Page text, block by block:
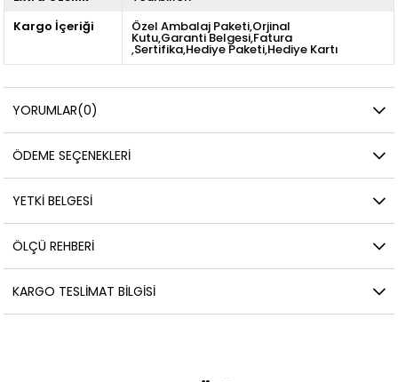
Kargo İçeriği
Özel Ambalaj Paketi,Orjinal
Kutu,Garanti Belgesi,Fatura
,Sertifika,Hediye Paketi,Hediye Kartı
YORUMLAR(0)
ÖDEME SEÇENEKLERI
YETKİ BELGESİ
ÖLÇÜ REHBERI
KARGO TESLIMAT BILGISI